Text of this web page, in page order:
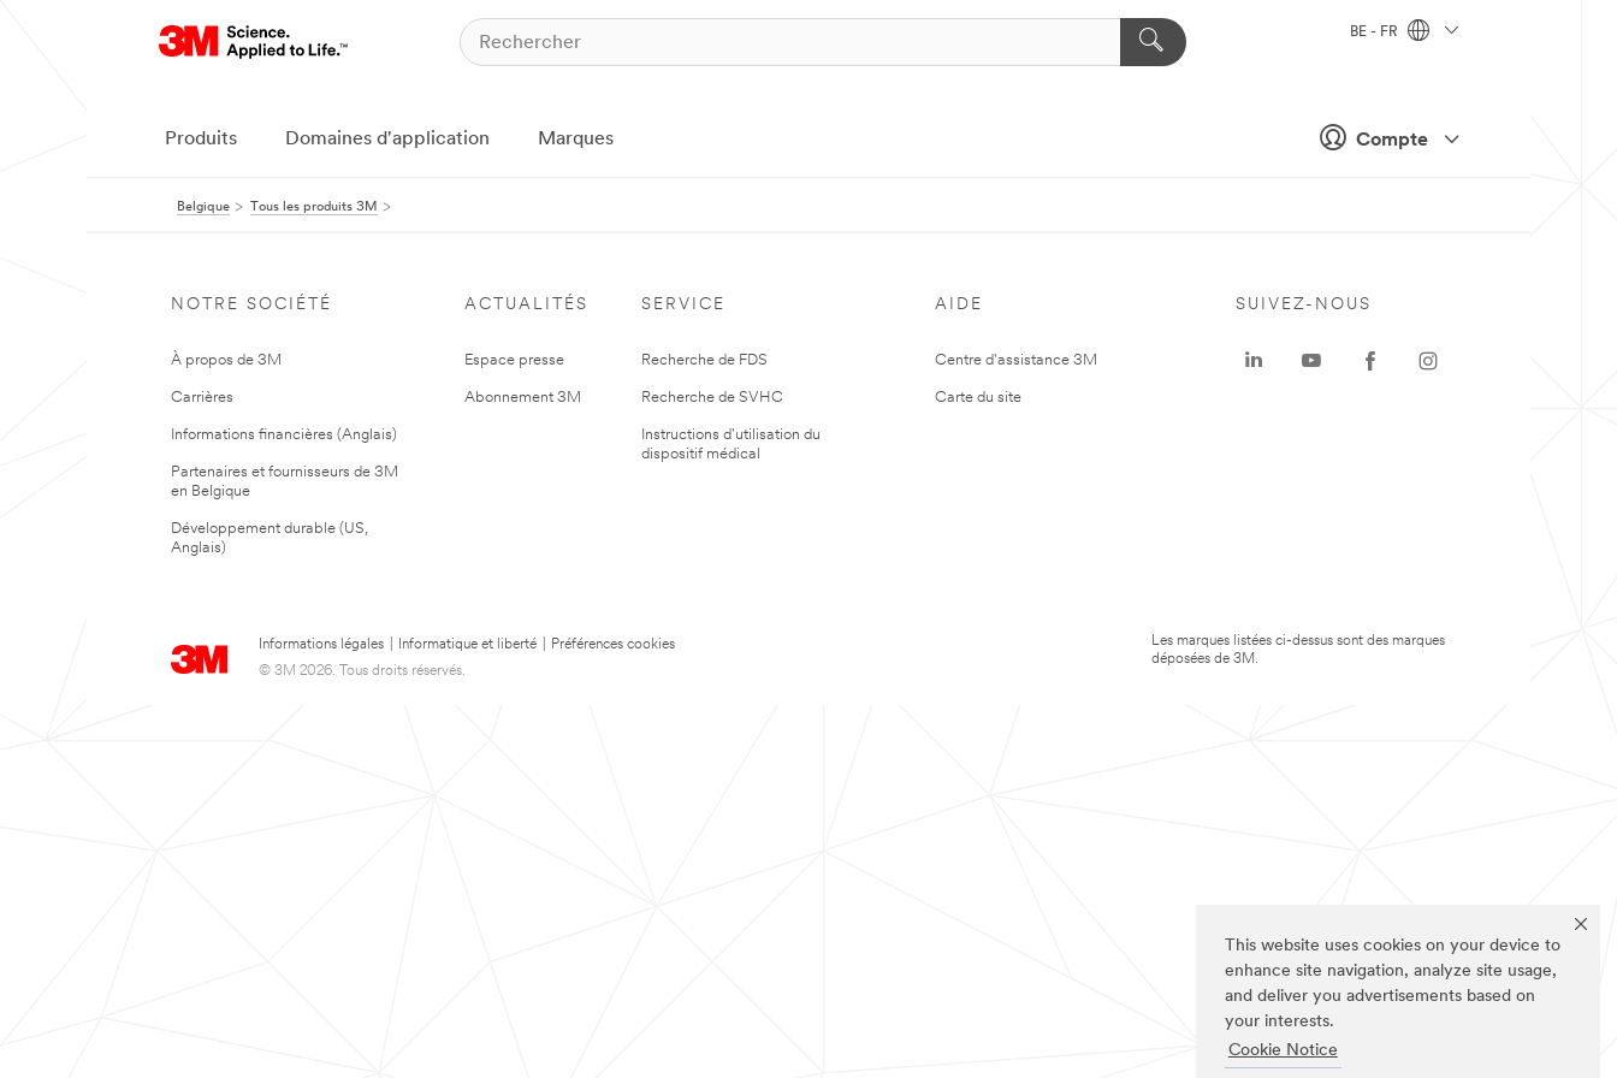
This website uses cookies on your device to
enhance site navigation, analyze site usage,
and deliver you advertisements based on
your interests.
Cookie Notice
Compte
BE - FR
Produits Domaines d'application Marques
Belgique Tous les produits 3M
NOTRE SOCIÉTÉ
À propos de 3M
Carrières
Informations financières (Anglais)
Partenaires et fournisseurs de 3M
en Belgique
Développement durable (US,
Anglais)
ACTUALITÉS
Espace presse
Abonnement 3M
SERVICE
Recherche de FDS
Recherche de SVHC
Instructions d'utilisation du
dispositif médical
AIDE
Centre d'assistance 3M
Carte du site
Informations légales Informatique et liberté
Préférences cookies
© 3M 2026. Tous droits réservés.
SUIVEZ-NOUS
Les marques listées ci-dessus sont des marques
déposées de 3M.